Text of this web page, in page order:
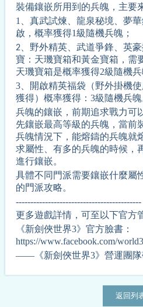
裝備鑲嵌所用到的兵魄，主要
1、真武試煉、龍泉秘境、夢
啟，概率獲得1級隨機兵魄；
2、 野外精英、武道爭鋒、英
寶：天璣寶箱和黃金寶箱，需
天璣寶箱是概率獲得2級隨機兵
3、開啟精英福袋（野外掛機
獲得）概率獲得：3級隨機兵魄
兵魄的鑲嵌，前期追求戰力可
先鑲嵌最高等級的兵魄，當前
兵魄情況下，能熔鑄的兵魄就
求屬性、有多的兵魄的時候，
進行鑲嵌。
具體不同門派需要鑲嵌什麼屬
的門派攻略。
-------------------------------------------
更多遊戲詳情，可至以下官方
《新劍俠世界3》官方臉書：
https://www.facebook.com/
——《新劍俠世界3》營運團隊
返回列